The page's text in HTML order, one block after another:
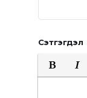
Сэтгэгдэл
Bold Italic